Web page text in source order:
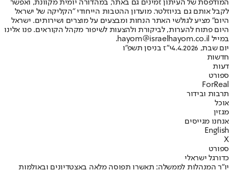
המודפסת של העיתון זמינים גם באתר, במהדורה יומית מקוונת, ואפשר
לקבל אותם גם בניוזלטר. מועדון ההטבות הייחודי "הקליקה של ישראל
היום" מציע לגולשי האתר הנחות ומבצעים על מוצרים ושירותים. ישראל
היום פתוח להערות, לביקורת ולהצעות לשיפור מקהל הקוראים. פנו אלינו
במייל hayom@israelhayom.co.il.
יום שבת, 4.4.2026
י"ז בניסן תשפ"ו
חדשות
דעות
ספורט
ForReal
תרבות ובידור
אוכל
מגזין
אנחנו מגייסים
English
X
ספורט
כדורגל ישראלי
יו"ר המנהלות לממשלה: תאשרו תפוסה מלאה באצטדיונים ובאולמות